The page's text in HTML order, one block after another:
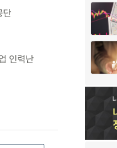
단
인력난